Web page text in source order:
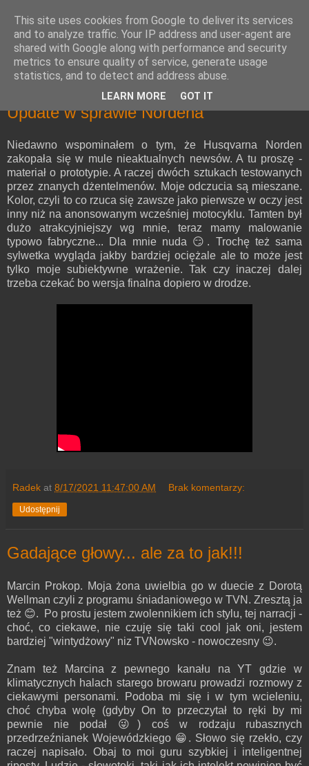
Update w sprawie Nordena
Niedawno wspominałem o tym, że Husqvarna Norden
zakopała się w mule nieaktualnych newsów. A tu proszę -
materiał o prototypie. A raczej dwóch sztukach testowanych
przez znanych dżentelmenów. Moje odczucia są mieszane.
Kolor, czyli to co rzuca się zawsze jako pierwsze w oczy jest
inny niż na anonsowanym wcześniej motocyklu. Tamten był
dużo atrakcyjniejszy wg mnie, teraz mamy malowanie
typowo fabryczne... Dla mnie nuda 😏. Trochę też sama
sylwetka wygląda jakby bardziej ociężale ale to może jest
tylko moje subiektywne wrażenie. Tak czy inaczej dalej
trzeba czekać bo wersja finalna dopiero w drodze.
Radek at 8/17/2021 11:47:00 AM Brak komentarzy:
Udostępnij
Gadające głowy... ale za to jak!!!
Marcin Prokop. Moja żona uwielbia go w duecie z Dorotą
Wellman czyli z programu śniadaniowego w TVN. Zresztą ja
też 😊. Po prostu jestem zwolennikiem ich stylu, tej narracji -
choć, co ciekawe, nie czuję się taki cool jak oni, jestem
bardziej "wintydżowy" niz TVNowsko - nowoczesny 😉.
Znam też Marcina z pewnego kanału na YT gdzie w
klimatycznych halach starego browaru prowadzi rozmowy z
ciekawymi personami. Podoba mi się i w tym wcieleniu,
choć chyba wolę (gdyby On to przeczytał to ręki by mi
pewnie nie podał 😜) coś w rodzaju rubasznych
przedrzeźnianek Wojewódzkiego 😁. Słowo się rzekło, czy
raczej napisało. Obaj to moi guru szybkiej i inteligentnej
This site uses cookies from Google to deliver its services
and to analyze traffic. Your IP address and user-agent are
shared with Google along with performance and security
metrics to ensure quality of service, generate usage
statistics, and to detect and address abuse.
LEARN MORE GOT IT